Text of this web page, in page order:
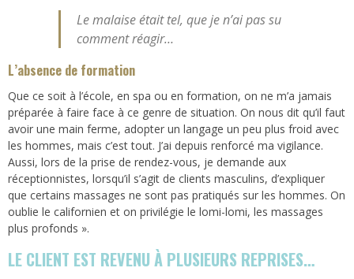
Le malaise était tel, que je n’ai pas su
comment réagir…
L’absence de formation
Que ce soit à l’école, en spa ou en formation, on ne m’a jamais
préparée à faire face à ce genre de situation. On nous dit qu’il faut
avoir une main ferme, adopter un langage un peu plus froid avec
les hommes, mais c’est tout. J’ai depuis renforcé ma vigilance.
Aussi, lors de la prise de rendez-vous, je demande aux
réceptionnistes, lorsqu’il s’agit de clients masculins, d’expliquer
que certains massages ne sont pas pratiqués sur les hommes. On
oublie le californien et on privilégie le lomi-lomi, les massages
plus profonds ».
LE CLIENT EST REVENU À PLUSIEURS REPRISES…